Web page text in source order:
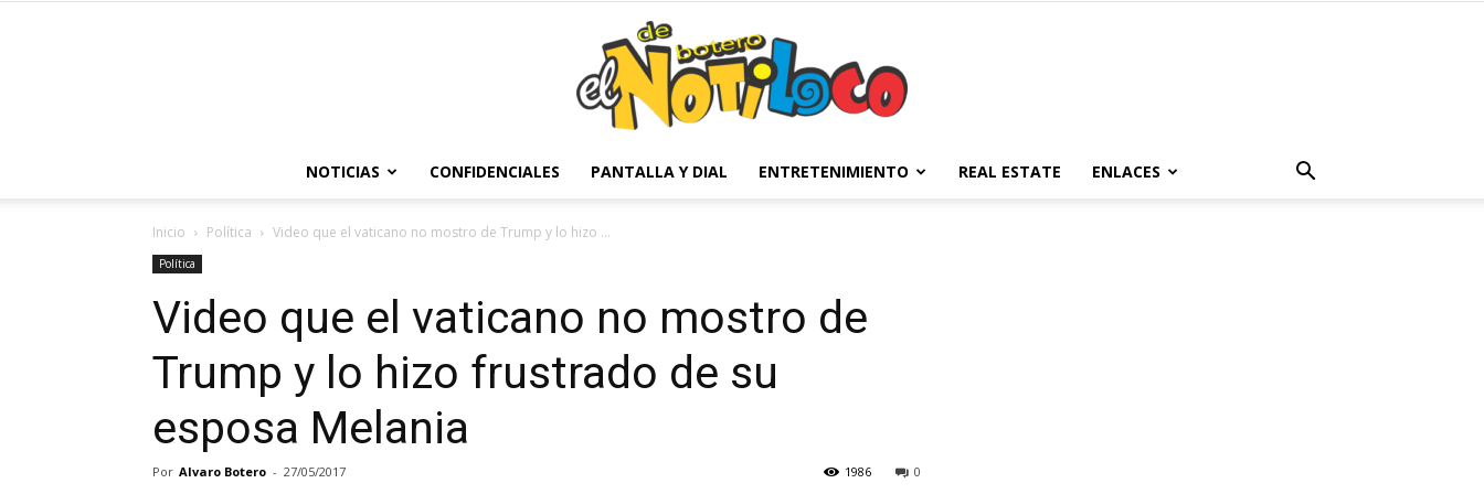
NOTICIAS CONFIDENCIALES PANTALLA Y DIAL ENTRETENIMIENTO REAL ESTATE ENLACES
Inicio Política Video que el vaticano no mostro de Trump y lo hizo ...
Política
Video que el vaticano no mostro de
Trump y lo hizo frustrado de su
esposa Melania
Por Alvaro Botero - 27/05/2017 0
1986